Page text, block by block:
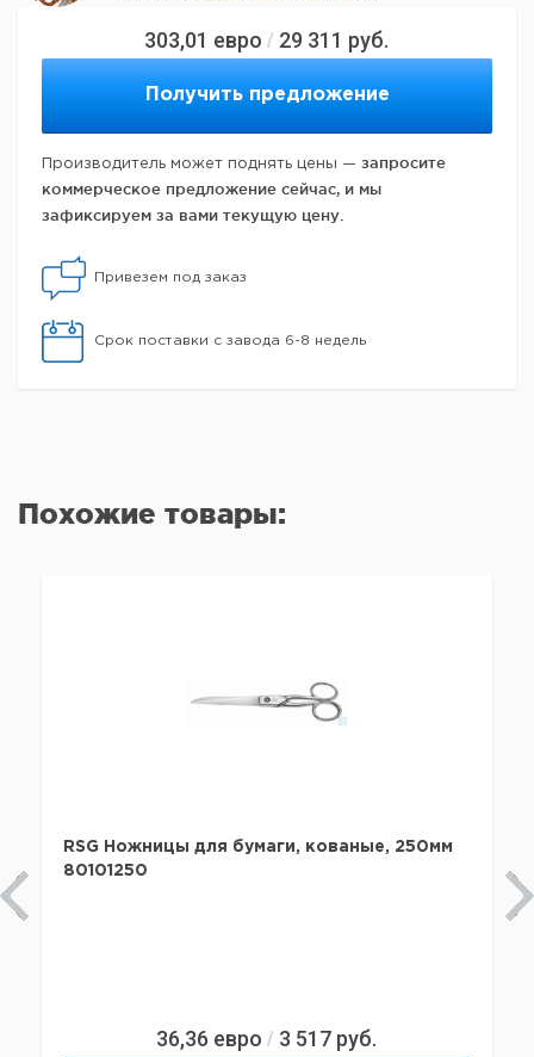
303,01 евро / 29 311 руб.
Получить предложение
Производитель может поднять цены — запросите
коммерческое предложение сейчас, и мы
зафиксируем за вами текущую цену.
Привезем под заказ
Срок поставки с завода 6-8 недель
Похожие товары:
RSG Ножницы для бумаги, кованые, 250мм
80101250
36,36 евро / 3 517 руб.